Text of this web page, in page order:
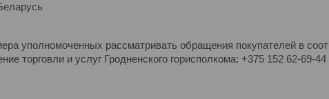
уполномоченных рассматривать обращения покупателей в
торговли и услуг Гродненского горисполкома: +375 152 62-69-44